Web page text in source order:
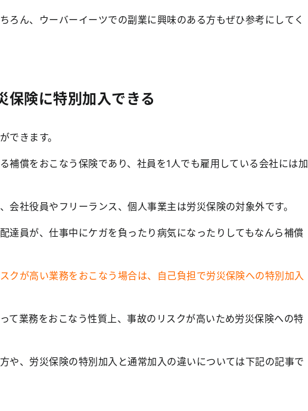
ろん、ウーバーイーツでの副業に興味のある方もぜひ参考にしてく
保険に特別加入できる
できます。
補償をおこなう保険であり、社員を1人でも雇用している会社には加
社役員やフリーランス、個人事業主は労災保険の対象外です。
達員が、仕事中にケガを負ったり病気になったりしてもなんら補償
クが高い業務をおこなう場合は、自己負担で労災保険への特別加入
て業務をおこなう性質上、事故のリスクが高いため労災保険への特
や、労災保険の特別加入と通常加入の違いについては下記の記事で